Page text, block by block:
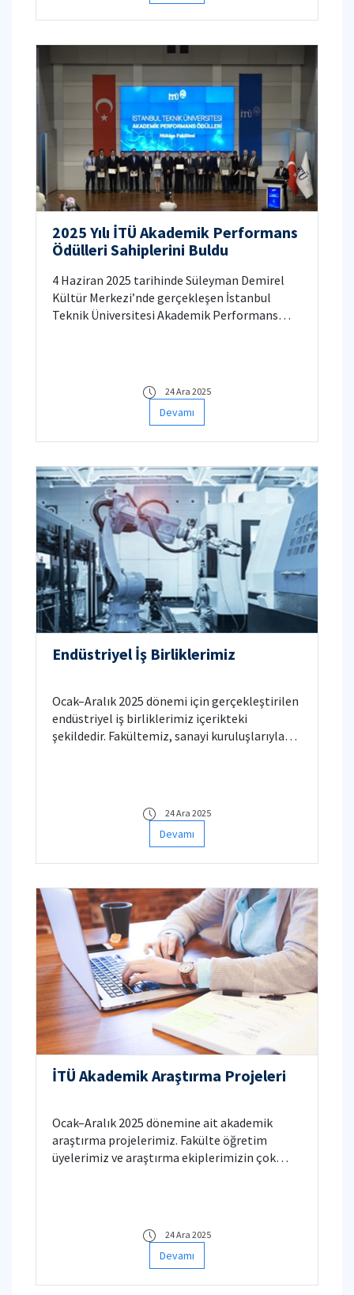
2025 Yılı İTÜ Akademik Performans
Ödülleri Sahiplerini Buldu
4 Haziran 2025 tarihinde Süleyman Demirel
Kültür Merkezi’nde gerçekleşen İstanbul
Teknik Üniversitesi Akademik Performans
24 Ara 2025
Devamı
Endüstriyel İş Birliklerimiz
Ocak–Aralık 2025 dönemi için gerçekleştirilen
endüstriyel iş birliklerimiz içerikteki
şekildedir. Fakültemiz, sanayi kuruluşlarıyla
24 Ara 2025
Devamı
İTÜ Akademik Araştırma Projeleri
Ocak–Aralık 2025 dönemine ait akademik
araştırma projelerimiz. Fakülte öğretim
üyelerimiz ve araştırma ekiplerimizin çok
24 Ara 2025
Devamı